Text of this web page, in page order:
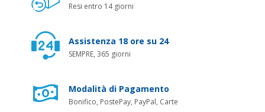
Resi entro 14 giorni
Assistenza 18 ore su 24
SEMPRE, 365 giorni
Modalità di Pagamento
Bonifico, PostePay, PayPal, Carte